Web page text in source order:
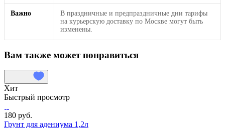
Важно
В праздничные и предпраздничные дни тарифы
на курьерскую доставку по Москве могут быть
изменены.
Вам также может понравиться
Хит
Быстрый просмотр
180 руб.
Грунт для адениума 1,2л